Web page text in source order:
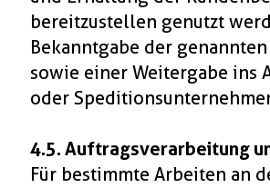
bereitzustellen genutzt
Bekanntgabe der
sowie einer Weitergabe ins
oder
4.5. Auftragsverarbeitung
Für bestimmte Arbeiten an